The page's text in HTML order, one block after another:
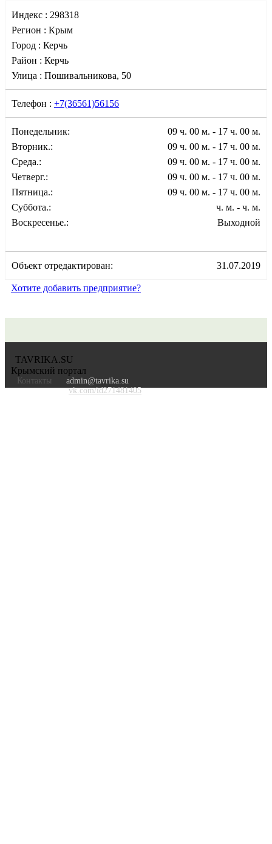
Индекс : 298318
Регион : Крым
Город : Керчь
Район : Керчь
Улица : Пошивальникова, 50
Телефон : +7(36561)56156
Понедельник:
09 ч. 00 м. - 17 ч. 00 м.
Вторник.:
09 ч. 00 м. - 17 ч. 00 м.
Среда.:
09 ч. 00 м. - 17 ч. 00 м.
Четверг.:
09 ч. 00 м. - 17 ч. 00 м.
Пятница.:
09 ч. 00 м. - 17 ч. 00 м.
Суббота.:
ч. м. - ч. м.
Воскресенье.:
Выходной
Объект отредактирован: 31.07.2019
Хотите добавить предприятие?
TAVRIKA.SU
Крымский портал
Контакты
admin@tavrika.su
vk.com/id271481405